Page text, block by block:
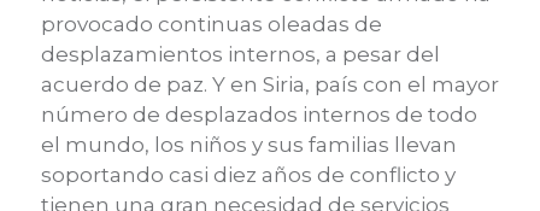
provocado continuas oleadas de
desplazamientos internos, a pesar del
acuerdo de paz. Y en Siria, país con el mayor
número de desplazados internos de todo
el mundo, los niños y sus familias llevan
soportando casi diez años de conflicto y
tienen una gran necesidad de servicios